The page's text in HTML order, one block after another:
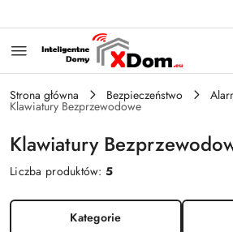
Strona główna Bezpieczeństwo
Klawiatury Bezprzewodowe
Klawiatury
Liczba produktów:5
Kategorie